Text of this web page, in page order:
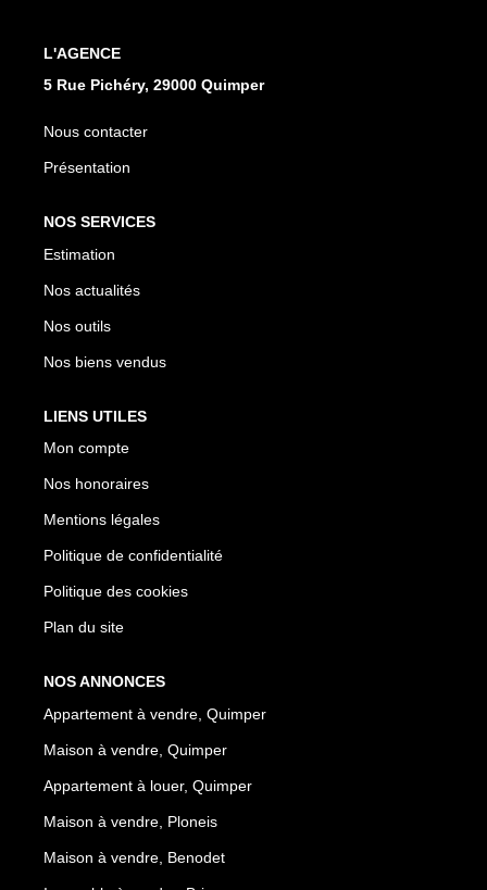
L'AGENCE
5 Rue Pichéry, 29000 Quimper
Nous contacter
Présentation
NOS SERVICES
Estimation
Nos actualités
Nos outils
Nos biens vendus
LIENS UTILES
Mon compte
Nos honoraires
Mentions légales
Politique de confidentialité
Politique des cookies
Plan du site
NOS ANNONCES
Appartement à vendre, Quimper
Maison à vendre, Quimper
Appartement à louer, Quimper
Maison à vendre, Ploneis
Maison à vendre, Benodet